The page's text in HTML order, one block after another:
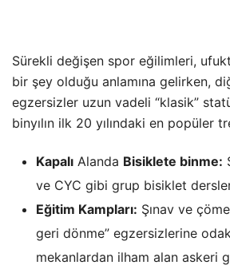
Sürekli değişen spor eğilimleri,
bir şey olduğu anlamına gelirken,
egzersizler uzun vadeli “klasik”
binyılın ilk 20 yılındaki en popüler
Kapalı Alanda Bisiklete binme:
ve CYC gibi grup bisiklet
Eğitim Kampları: Şınav ve
geri dönme” egzersizlerine
mekanlardan ilham alan askeri